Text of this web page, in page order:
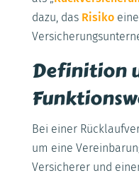
dazu, das Risiko
Definition
Bei einer
um eine
Versicherer und